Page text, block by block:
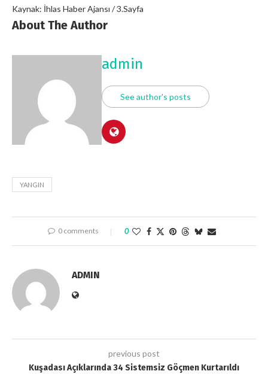
Kaynak: İhlas Haber Ajansı / 3.Sayfa
About The Author
admin
See author's posts
YANGIN
0 comments 0
ADMIN
previous post
Kuşadası Açıklarında 34 Sistemsiz Göçmen Kurtarıldı